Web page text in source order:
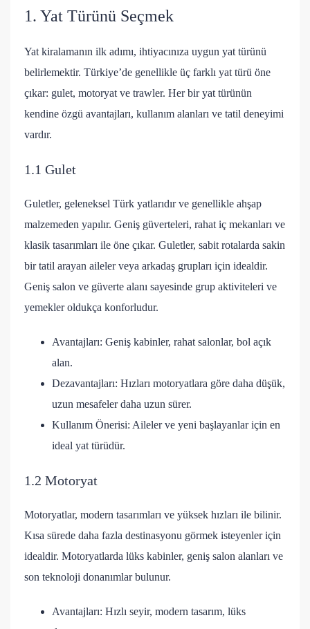
1. Yat Türünü Seçmek
Yat kiralamanın ilk adımı, ihtiyacınıza uygun yat türünü
belirlemektir. Türkiye’de genellikle üç farklı yat türü öne
çıkar: gulet, motoryat ve trawler. Her bir yat türünün
kendine özgü avantajları, kullanım alanları ve tatil deneyimi
vardır.
1.1 Gulet
Guletler, geleneksel Türk yatlarıdır ve genellikle ahşap
malzemeden yapılır. Geniş güverteleri, rahat iç mekanları ve
klasik tasarımları ile öne çıkar. Guletler, sabit rotalarda sakin
bir tatil arayan aileler veya arkadaş grupları için idealdir.
Geniş salon ve güverte alanı sayesinde grup aktiviteleri ve
yemekler oldukça konforludur.
Avantajları: Geniş kabinler, rahat salonlar, bol açık
alan.
Dezavantajları: Hızları motoryatlara göre daha düşük,
uzun mesafeler daha uzun sürer.
Kullanım Önerisi: Aileler ve yeni başlayanlar için en
ideal yat türüdür.
1.2 Motoryat
Motoryatlar, modern tasarımları ve yüksek hızları ile bilinir.
Kısa sürede daha fazla destinasyonu görmek isteyenler için
idealdir. Motoryatlarda lüks kabinler, geniş salon alanları ve
son teknoloji donanımlar bulunur.
Avantajları: Hızlı seyir, modern tasarım, lüks